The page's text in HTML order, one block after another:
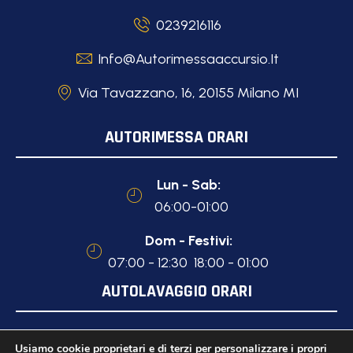
0239216116
Info@autorimessaaccursio.it
Via Tavazzano, 16, 20155 Milano MI
AUTORIMESSA ORARI
Lun - Sab:
06:00-01:00
Dom - Festivi:
07:00 - 12:30 18:00 - 01:00
AUTOLAVAGGIO ORARI
Usiamo cookie proprietari e di terzi per personalizzare i propri